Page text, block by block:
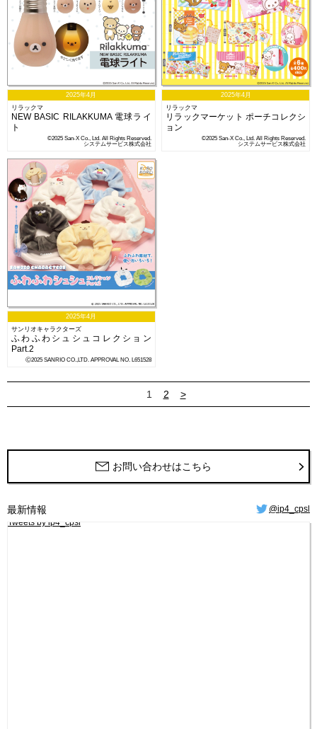
2025年4月
リラックマ
NEW BASIC RILAKKUMA 電球ライ
ト
©2025 San-X Co., Ltd. All Rights Reserved.
システムサービス株式会社
2025年4月
リラックマ
リラックマーケット ポーチコレクシ
ョン
©2025 San-X Co., Ltd. All Rights Reserved.
システムサービス株式会社
2025年4月
サンリオキャラクターズ
ふわふわシュシュコレクション
Part.2
Ⓒ2025 SANRIO CO.,LTD. APPROVAL NO. L651528
1 2 >
お問い合わせはこちら
最新情報
@ip4_cpsl
Tweets by ip4_cpsl